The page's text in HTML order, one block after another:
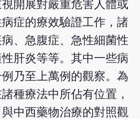
開展對嚴重危害人體或
症的療效驗證工作，諸
、急腹症、急性細菌性
肝炎等等。其中一些病
乃至上萬例的觀察。為
種療法中所佔有位置，
中西藥物治療的對照觀